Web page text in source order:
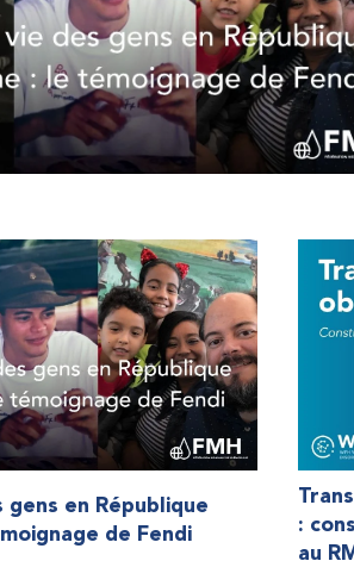
en République
de Fendi
:
au